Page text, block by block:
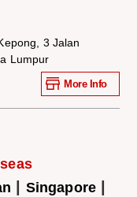
3 Jalan
Lumpur
More Info
| Singapore |